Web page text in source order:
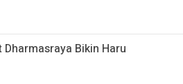
Bikin Haru